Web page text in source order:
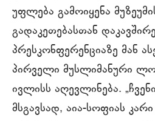
უფლება გამოიყენა
გადაკეთებასთან
პრესკონფერენციაზე მან
პირველი მუსლიმანური
ივლისს აღევლინება.
მსგავსად, აია-სოფიას